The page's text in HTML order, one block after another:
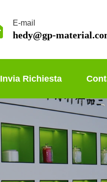
E-mail
hedy@gp-
Invia Richiesta